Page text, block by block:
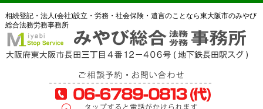
相続登記・法人(会社)設立・労務・社会保険・遺言のことなら東大阪市のみやび
総合法務労務事務所